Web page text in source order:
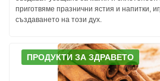
приготвяме празнични ястия и напитки,
създаването на този дух.
ПРОДУКТИ ЗА ЗДРАВЕТО